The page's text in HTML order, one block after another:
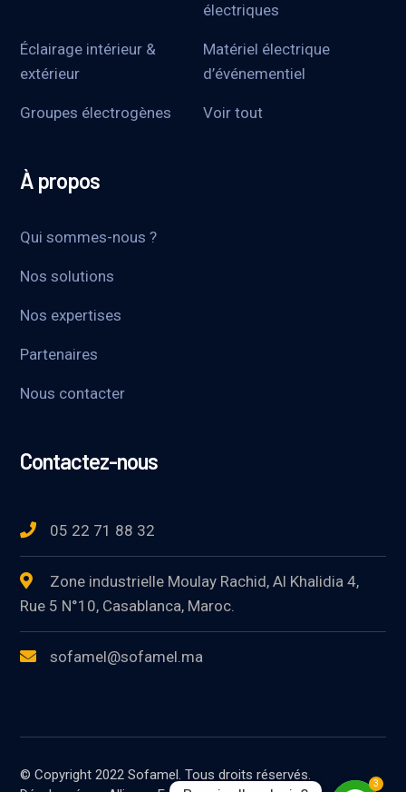
électriques
Éclairage intérieur &
extérieur
Matériel électrique
d’événementiel
Groupes électrogènes Voir tout
À propos
Qui sommes-nous ?
Nos solutions
Nos expertises
Partenaires
Nous contacter
Contactez-nous
05 22 71 88 32
Zone industrielle Moulay Rachid, Al Khalidia 4,
Rue 5 N°10, Casablanca, Maroc.
sofamel@sofamel.ma
© Copyright 2022 Sofamel. Tous droits réservés.
3